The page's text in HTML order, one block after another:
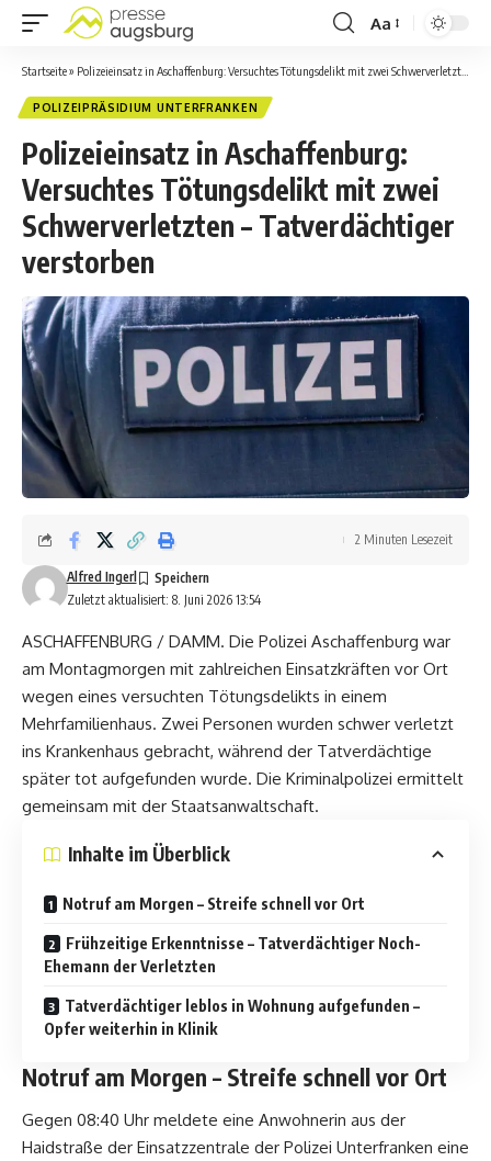
Aa
Startseite» Polizeieinsatz in Aschaffenburg: Versuchtes Tötungsdelikt mit zwei Schwerverletzten – Tatverdächtiger verstorben
POLIZEIPRÄSIDIUM UNTERFRANKEN
Polizeieinsatz in Aschaffenburg:
Versuchtes Tötungsdelikt mit zwei
Schwerverletzten – Tatverdächtiger
verstorben
Zuletzt aktualisiert: 8. Juni 2026 13:54
Alfred Ingerl
2 Minuten Lesezeit
ASCHAFFENBURG / DAMM. Die Polizei Aschaffenburg war
am Montagmorgen mit zahlreichen Einsatzkräften vor Ort
wegen eines versuchten Tötungsdelikts in einem
Mehrfamilienhaus. Zwei Personen wurden schwer verletzt
ins Krankenhaus gebracht, während der Tatverdächtige
später tot aufgefunden wurde. Die Kriminalpolizei ermittelt
gemeinsam mit der Staatsanwaltschaft.
Inhalte im Überblick
Notruf am Morgen – Streife schnell vor Ort
Frühzeitige Erkenntnisse – Tatverdächtiger Noch-
Ehemann der Verletzten
Tatverdächtiger leblos in Wohnung aufgefunden –
Opfer weiterhin in Klinik
Notruf am Morgen – Streife schnell vor Ort
Gegen 08:40 Uhr meldete eine Anwohnerin aus der
Haidstraße der Einsatzzentrale der Polizei Unterfranken eine